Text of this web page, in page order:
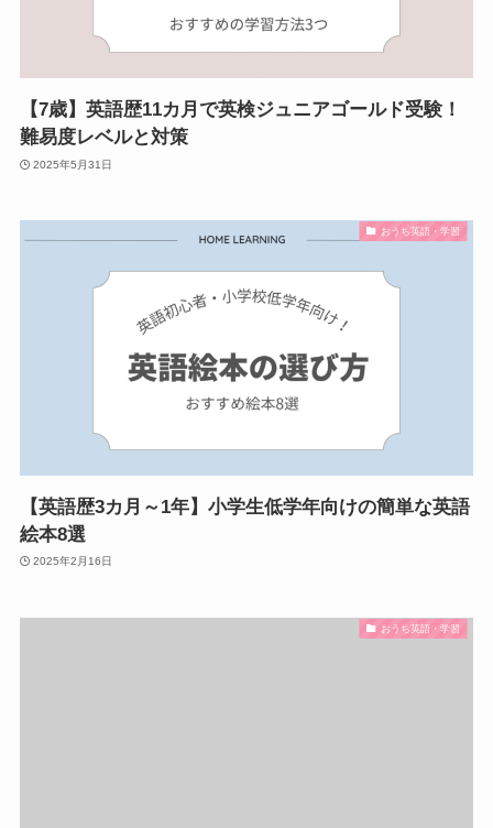
【7歳】英語歴11カ月で英検ジュニアゴールド受験！
難易度レベルと対策
2025年5月31日
おうち英語・学習
【英語歴3カ月～1年】小学生低学年向けの簡単な英語
絵本8選
2025年2月16日
おうち英語・学習